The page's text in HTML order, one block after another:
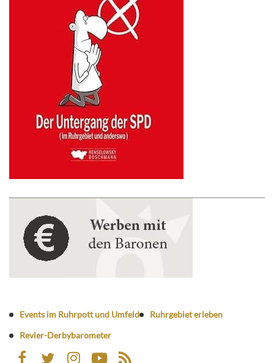
Events im Ruhrpott und Umfeld
Ruhrgebiet erleben
Revier-Derbybarometer